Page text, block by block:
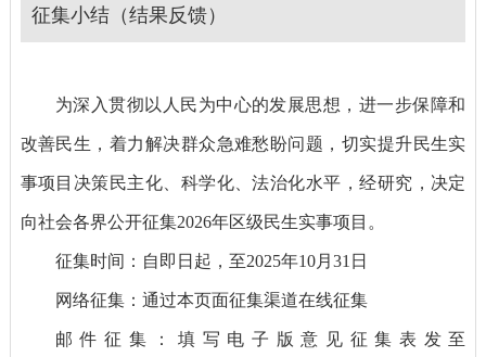
征集小结（结果反馈）
为深入贯彻以人民为中心的发展思想，进一步保障和
改善民生，着力解决群众急难愁盼问题，切实提升民生实
事项目决策民主化、科学化、法治化水平，经研究，决定
向社会各界公开征集2026年区级民生实事项目。
征集时间：自即日起，至2025年10月31日
网络征集：通过本页面征集渠道在线征集
邮件征集：填写电子版意见征集表发至